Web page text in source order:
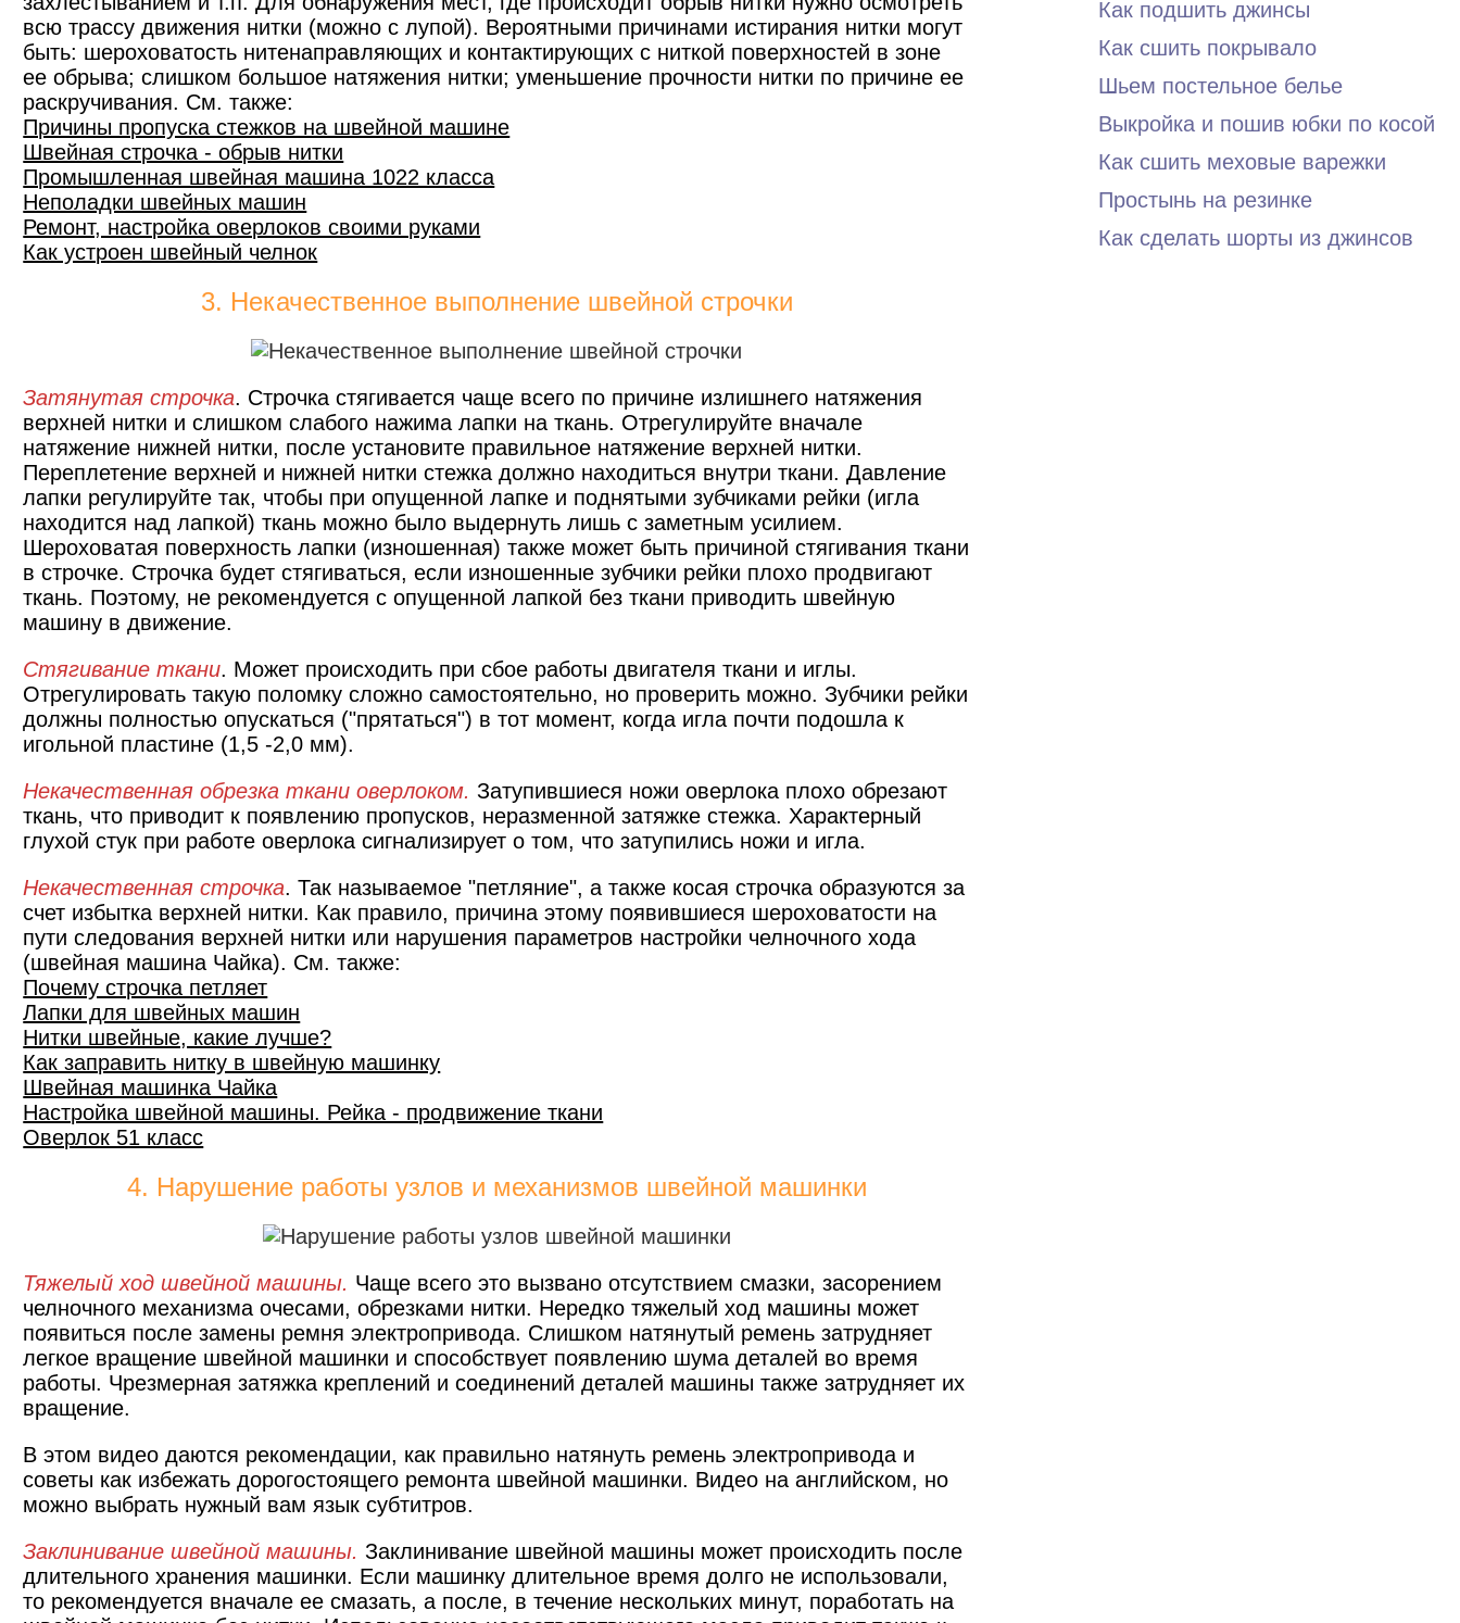
всю трассу движения нитки (можно с лупой). Вероятными причинами истирания нитки могут
быть: шероховатость нитенаправляющих и контактирующих с ниткой поверхностей в зоне
ее обрыва; слишком большое натяжения нитки; уменьшение прочности нитки по причине ее
раскручивания. См. также:
Причины пропуска стежков на швейной машине
Швейная строчка - обрыв нитки
Промышленная швейная машина 1022 класса
Неполадки швейных машин
Ремонт, настройка оверлоков своими руками
Как устроен швейный челнок
3. Некачественное выполнение швейной строчки
Затянутая строчка. Строчка стягивается чаще всего по причине излишнего натяжения
верхней нитки и слишком слабого нажима лапки на ткань. Отрегулируйте вначале
натяжение нижней нитки, после установите правильное натяжение верхней нитки.
Переплетение верхней и нижней нитки стежка должно находиться внутри ткани. Давление
лапки регулируйте так, чтобы при опущенной лапке и поднятыми зубчиками рейки (игла
находится над лапкой) ткань можно было выдернуть лишь с заметным усилием.
Шероховатая поверхность лапки (изношенная) также может быть причиной стягивания ткани
в строчке. Строчка будет стягиваться, если изношенные зубчики рейки плохо продвигают
ткань. Поэтому, не рекомендуется с опущенной лапкой без ткани приводить швейную
машину в движение.
Стягивание ткани. Может происходить при сбое работы двигателя ткани и иглы.
Отрегулировать такую поломку сложно самостоятельно, но проверить можно. Зубчики рейки
должны полностью опускаться ("прятаться") в тот момент, когда игла почти подошла к
игольной пластине (1,5 -2,0 мм).
Некачественная обрезка ткани оверлоком. Затупившиеся ножи оверлока плохо обрезают
ткань, что приводит к появлению пропусков, неразменной затяжке стежка. Характерный
глухой стук при работе оверлока сигнализирует о том, что затупились ножи и игла.
Некачественная строчка. Так называемое "петляние", а также косая строчка образуются за
счет избытка верхней нитки. Как правило, причина этому появившиеся шероховатости на
пути следования верхней нитки или нарушения параметров настройки челночного хода
(швейная машина Чайка). См. также:
Почему строчка петляет
Лапки для швейных машин
Нитки швейные, какие лучше?
Как заправить нитку в швейную машинку
Швейная машинка Чайка
Настройка швейной машины. Рейка - продвижение ткани
Оверлок 51 класс
4. Нарушение работы узлов и механизмов швейной машинки
Тяжелый ход швейной машины. Чаще всего это вызвано отсутствием смазки, засорением
челночного механизма очесами, обрезками нитки. Нередко тяжелый ход машины может
появиться после замены ремня электропривода. Слишком натянутый ремень затрудняет
легкое вращение швейной машинки и способствует появлению шума деталей во время
работы. Чрезмерная затяжка креплений и соединений деталей машины также затрудняет их
вращение.
В этом видео даются рекомендации, как правильно натянуть ремень электропривода и
советы как избежать дорогостоящего ремонта швейной машинки. Видео на английском, но
можно выбрать нужный вам язык субтитров.
Заклинивание швейной машины. Заклинивание швейной машины может происходить после
длительного хранения машинки. Если машинку длительное время долго не использовали,
то рекомендуется вначале ее смазать, а после, в течение нескольких минут, поработать на
Как подшить джинсы
Как сшить покрывало
Шьем постельное белье
Выкройка и пошив юбки по косой
Как сшить меховые варежки
Простынь на резинке
Как сделать шорты из джинсов